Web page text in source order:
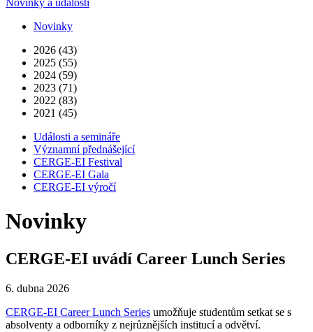
Novinky a události
Novinky
2026 (43)
2025 (55)
2024 (59)
2023 (71)
2022 (83)
2021 (45)
Události a semináře
Významní přednášející
CERGE-EI Festival
CERGE-EI Gala
CERGE-EI výročí
Novinky
CERGE-EI uvádí Career Lunch Series
6. dubna 2026
CERGE-EI Career Lunch Series umožňuje studentům setkat se s
absolventy a odborníky z nejrůznějších institucí a odvětví.